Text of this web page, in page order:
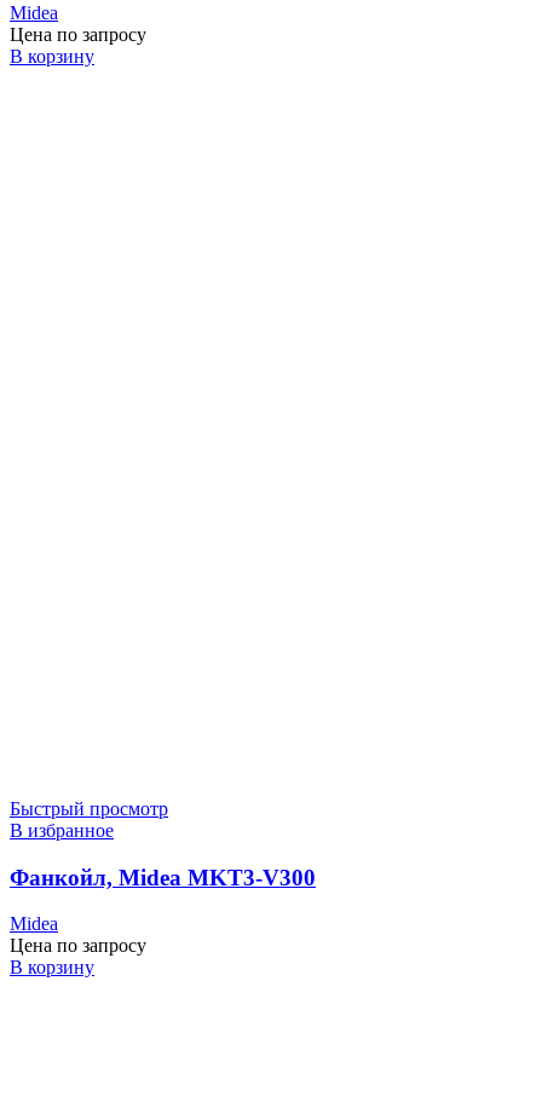
Midea
Цена по запросу
В корзину
Быстрый просмотр
В избранное
Фанкойл, Midea MKT3-V300
Midea
Цена по запросу
В корзину